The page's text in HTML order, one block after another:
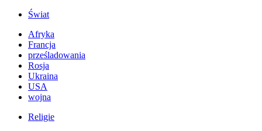
Świat
Afryka
Francja
prześladowania
Rosja
Ukraina
USA
wojna
Religie